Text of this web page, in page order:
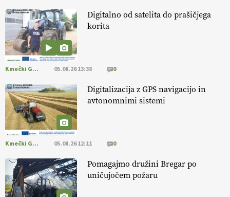
[EKOloško = LOGIČNO
prilagojene sorte
so temelj uspešne ekološke pridelave.
https://t.co/OQSsax7l8V @EUAgri #IMCAP #CAP
https://t.co/PAL0zlhVia
[EKOloško = LOGIČNO
aronije
v dobrem desetletju zrasla v uspešno kmetijsko in
podjetniško zgodbo.
#IMCAP #CAP https://t.co/xp1oihBDaJ
[EKOloško = LOGIČNO
v tujini
. Zato je ekološka pridelava odlična priložnost za slovenske
Digitalno od satelita do prašičjega
korita
Kmečki Glas 05.08.26 13:38 0
Digitalizacija z GPS navigacijo in
avtonomnimi sistemi
Kmečki Glas 05.08.26 12:11 0
Pomagajmo družini Bregar po
uničujočem požaru